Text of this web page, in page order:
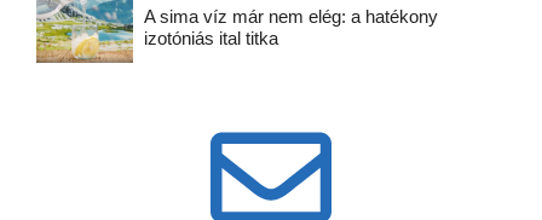
A sima víz már nem elég: a hatékony
izotóniás ital titka